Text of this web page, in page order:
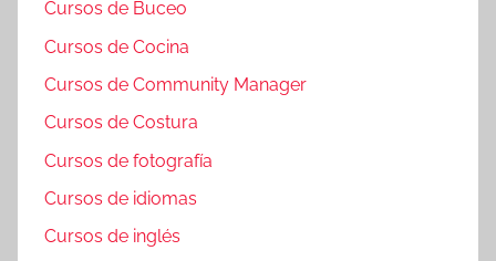
Cursos de Buceo
Cursos de Cocina
Cursos de Community Manager
Cursos de Costura
Cursos de fotografía
Cursos de idiomas
Cursos de inglés